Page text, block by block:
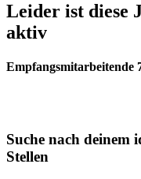
Leider ist diese
aktiv
Empfangsmitarbeitende
Suche nach deinem
Stellen